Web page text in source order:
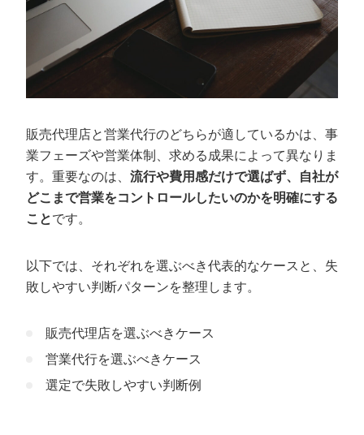
販売代理店と営業代行のどちらが適しているかは、事
業フェーズや営業体制、求める成果によって異なりま
す。重要なのは、 流行や費用感だけで選ばず、自社が
どこまで営業をコントロールしたいのかを明確にする
ことです。
以下では、それぞれを選ぶべき代表的なケースと、失
敗しやすい判断パターンを整理します。
販売代理店を選ぶべきケース
営業代行を選ぶべきケース
選定で失敗しやすい判断例